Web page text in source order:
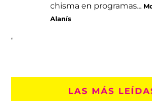
chisma en programas...
Alanís
LAS MÁS